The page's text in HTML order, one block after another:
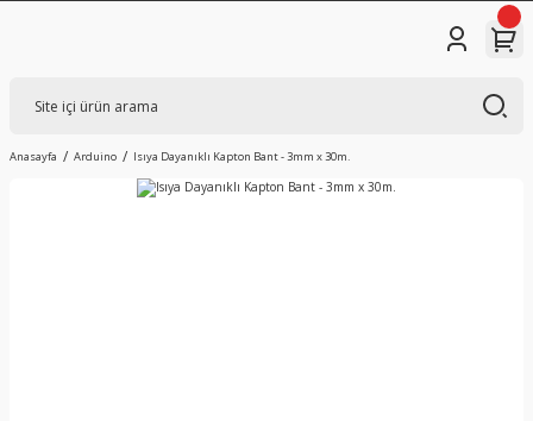
Anasayfa Arduino Isıya Dayanıklı Kapton Bant - 3mm x 30m.